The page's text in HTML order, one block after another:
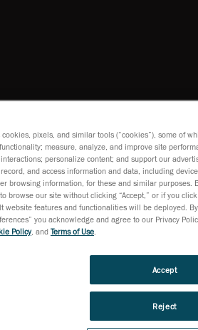
Documentation technique
Les
cookies, pixels, and similar tools (“cookies”), some of
measure, analyze, and improve site
personalize content; and support our
and access information and data, including
browsing information, for these and similar purposes.
browse our site without clicking “Accept,” or if you
website features and functionalities will be deployed.
you acknowledge and agree to our Privacy
Policy, and Terms of Use
Reject
Accept